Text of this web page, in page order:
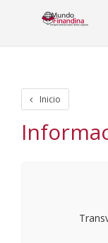
Inicio